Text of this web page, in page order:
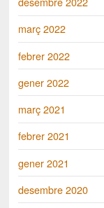
març 2022
febrer 2022
gener 2022
març 2021
febrer 2021
gener 2021
desembre 2020